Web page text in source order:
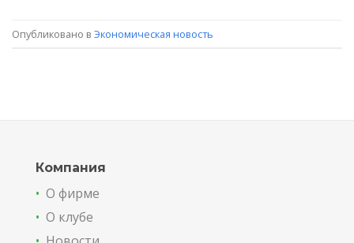
Опубликовано в Экономическая новость
Компания
• О фирме
• О клубе